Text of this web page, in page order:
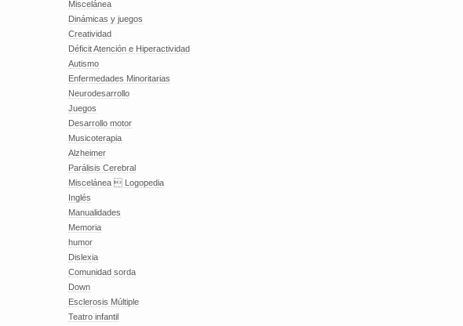
Miscelánea
Dinámicas y juegos
Creatividad
Déficit Atención e Hiperactividad
Autismo
Enfermedades Minoritarias
Neurodesarrollo
Juegos
Desarrollo motor
Musicoterapia
Alzheimer
Parálisis Cerebral
Miscelánea  Logopedia
Inglés
Manualidades
Memoria
humor
Dislexia
Comunidad sorda
Down
Esclerosis Múltiple
Teatro infantil